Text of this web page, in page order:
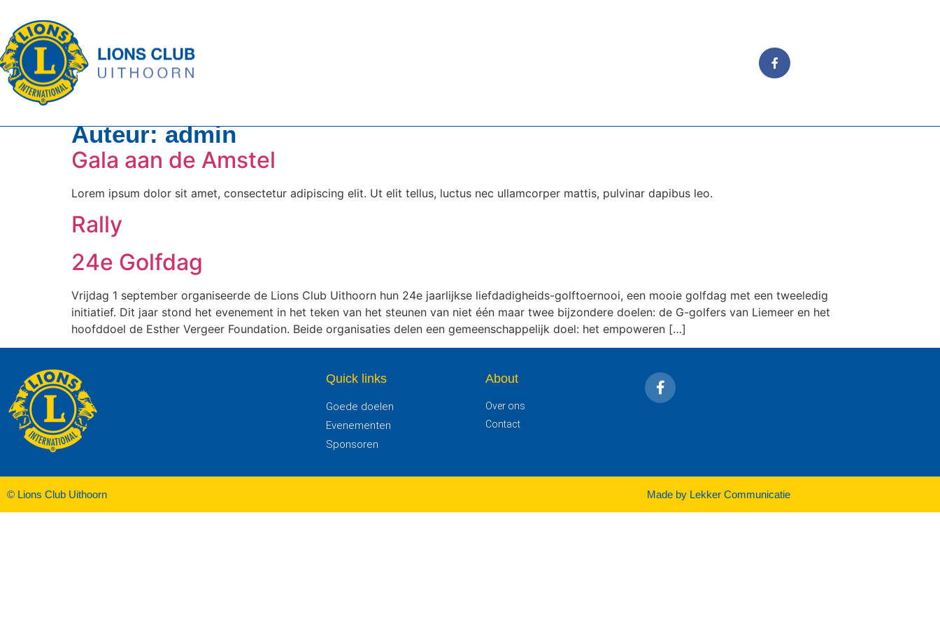
Auteur:admin
Gala aan de Amstel
Lorem ipsum dolor sit amet, consectetur adipiscing elit. Ut elit tellus, luctus nec ullamcorper mattis, pulvinar dapibus leo.
Rally
24e Golfdag
Vrijdag 1 september organiseerde de Lions Club Uithoorn hun 24e jaarlijkse liefdadigheids-golftoernooi, een mooie golfdag met een tweeledig
initiatief. Dit jaar stond het evenement in het teken van het steunen van niet één maar twee bijzondere doelen: de G-golfers van Liemeer en het
hoofddoel de Esther Vergeer Foundation. Beide organisaties delen een gemeenschappelijk doel: het empoweren […]
Quick links
Goede doelen
Evenementen
Sponsoren
About
Over ons
Contact
© Lions Club Uithoorn Made by Lekker Communicatie